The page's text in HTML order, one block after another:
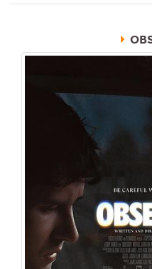
Martedì 11/08/2026
Multisala Teatro